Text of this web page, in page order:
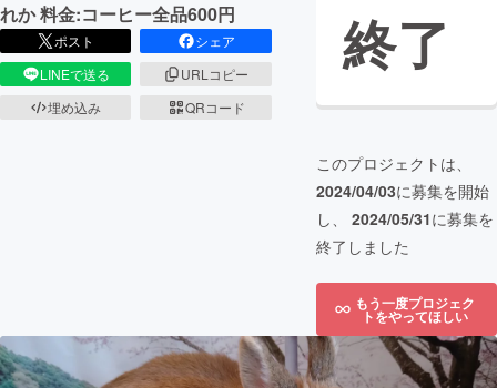
れか 料金:コーヒー全品600円
ポスト
シェア
LINEで送る
URLコピー
埋め込み
QRコード
終了
このプロジェクトは、
2024/04/03に募集を開始
し、 2024/05/31に募集を
終了しました
もう一度プロジェク
トをやってほしい